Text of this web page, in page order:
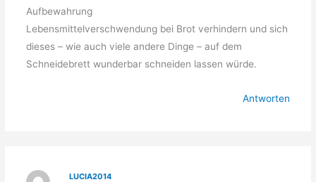
Aufbewahrung
Lebensmittelverschwendung bei Brot verhindern und sich
dieses – wie auch viele andere Dinge – auf dem
Schneidebrett wunderbar schneiden lassen würde.
Antworten
LUCIA2014